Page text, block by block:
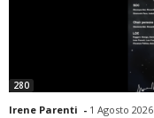
280
Irene Parenti - 1 Agosto 2026